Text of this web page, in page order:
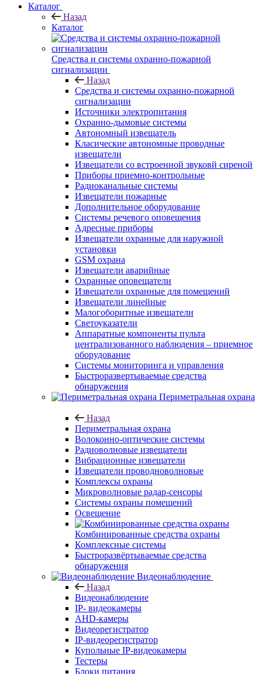
Каталог
Назад
Каталог
Средства и системы охранно-пожарной
сигнализации
Назад
Средства и системы охранно-пожарной
сигнализации
Источники электропитания
Охранно-дымовые системы
Автономный извещатель
Класические автономные проводные
извещатели
Извещатели со встроенной звуковй сиреной
Приборы приемно-контрольные
Радиоканальные системы
Извещатели пожарные
Дополнительное оборудование
Системы речевого оповещения
Адресные приборы
Извещатели охранные для наружной
установки
GSM охрана
Извещатели аварийные
Охранные оповещатели
Извещатели охранные для помещений
Извещатели линейные
Малогоборитные извещатели
Светоуказатели
Аппаратные компоненты пульта
централизованного наблюдения – приемное
оборудование
Системы мониторинга и управления
Быстроразвертываемые средства
обнаружения
Периметральная охрана
Назад
Периметральная охрана
Волоконно-оптические системы
Радиоволновые извещатели
Вибрационные извещатели
Извещатели проводноволновые
Комплексы охраны
Микроволновые радар-сенсоры
Системы охраны помещений
Освещение
Комбинированные средства охраны
Комплексные системы
Быстроразвёртываемые средства
обнаружения
Видеонаблюдение
Назад
Видеонаблюдение
IP- видеокамеры
AHD-камеры
Видеорегистратор
IP-видеорегистратор
Купольные IP-видеокамеры
Тестеры
Блоки питания